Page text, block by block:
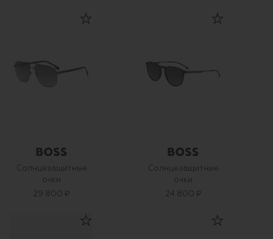
Солнцезащитные
очки
29 800 ₽
Солнцезащитные
очки
24 800 ₽